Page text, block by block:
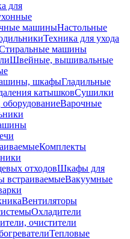
для
машиныНастольные
Техника для ухода
машины
Швейные, вышивальные
шкафыГладильные
катышковСушилки
оборудованиеВарочные
Комплекты
отходовШкафы для
Вакуумные
Вентиляторы
Охладители
очистители
Тепловые